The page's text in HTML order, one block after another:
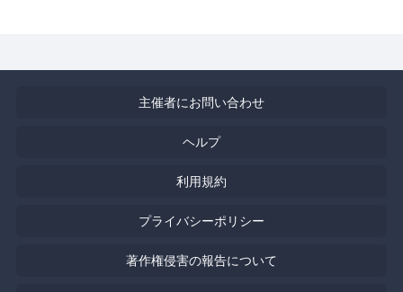
主催者にお問い合わせ
ヘルプ
利用規約
プライバシーポリシー
著作権侵害の報告について